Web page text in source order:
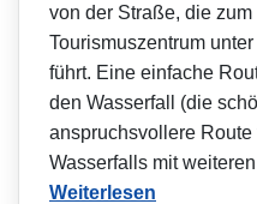
von der Straße, die
Tourismuszentrum
führt. Eine einfache
den Wasserfall (die
anspruchsvollere
Wasserfalls mit
Weiterlesen